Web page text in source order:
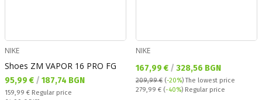
NIKE
Shoes ZM VAPOR 16 PRO FG
Текуща цена:
95,99 € / 187,74 BGN
Regular price:
159,99 € Regular price
NIKE
Текуща цена:
167,99 € / 328,56 BGN
209,99 € (-20%)The lowest price
Regular price:
279,99 € (-40%) Regular price